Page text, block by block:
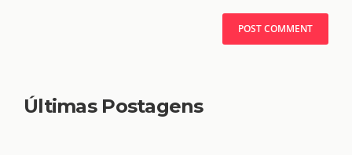
Últimas Postagens